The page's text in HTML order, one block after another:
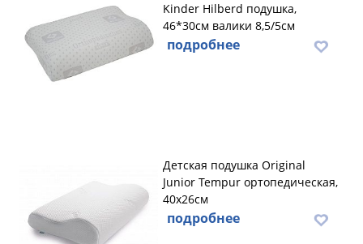
Kinder Hilberd подушка,
46*30см валики 8,5/5см
подробнее
Детская подушка Original
Junior Tempur ортопедическая,
40x26см
подробнее